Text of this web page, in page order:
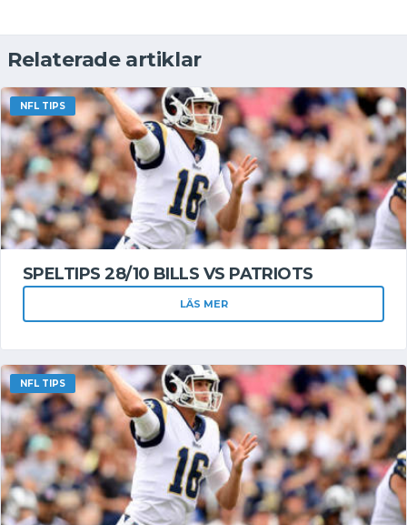
Relaterade artiklar
NFL TIPS
SPELTIPS 28/10 BILLS VS PATRIOTS
LÄS MER
NFL TIPS